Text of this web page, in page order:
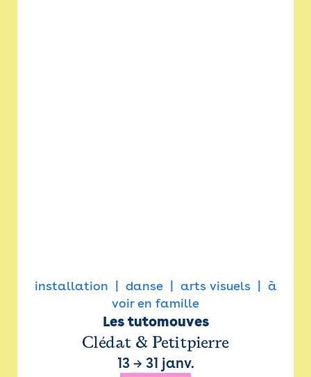
installation danse arts visuels
à
voir en famille
Les tutomouves
Clédat & Petitpierre
13→ 31 janv.